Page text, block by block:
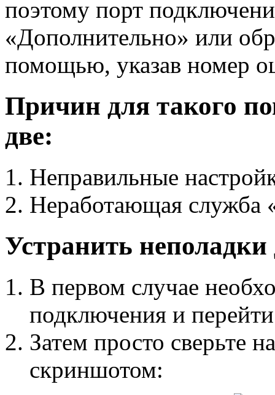
поэтому порт
«Дополнительно» или
помощью, указав номер
Причин для такого
две:
Неправильные
Неработающая служба
Устранить неполадки
В первом случае
подключения и
Затем просто сверьте
скриншотом: